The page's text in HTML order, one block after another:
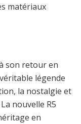
matériaux
son retour en
légende
la nostalgie et
nouvelle R5
en